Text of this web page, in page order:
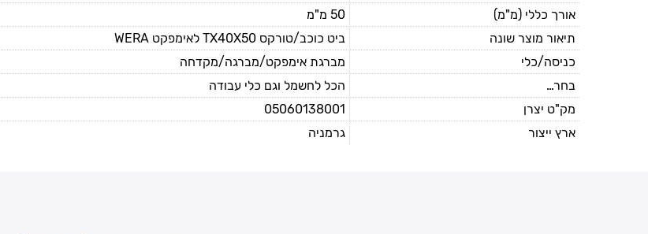
אורך כללי (מ"מ)
50 מ"מ
תיאור מוצר שונה
ביט כוכב/טורקס TX40X50 לאימפקט WERA
כניסה/כלי
מברגת אימפקט/מברגה/מקדחה
בחר...
הכל לחשמל וגם כלי עבודה
מק"ט יצרן
05060138001
ארץ ייצור
גרמניה